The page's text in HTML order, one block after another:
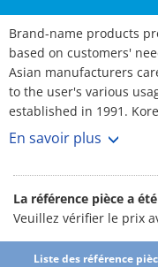
Brand-name products
based on customers'
Asian manufacturers
to the user's various
established in 1991.
over 3,000 customers.
lead-times.
En savoir plus
La référence pièce a
Veuillez vérifier le prix
Liste des référence